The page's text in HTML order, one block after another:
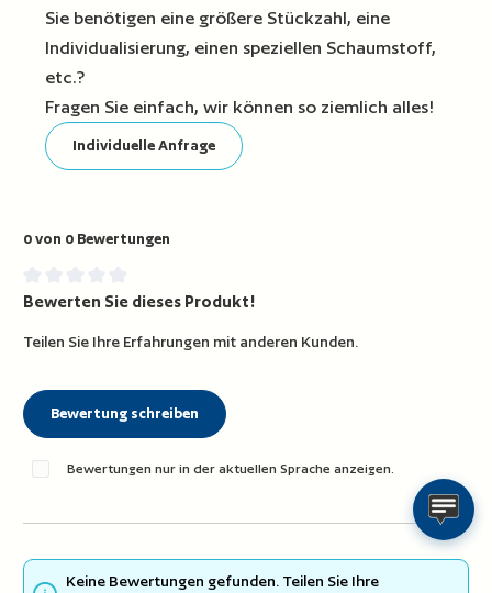
Sie benötigen eine größere Stückzahl, eine
Individualisierung, einen speziellen Schaumstoff,
etc.?
Fragen Sie einfach, wir können so ziemlich alles!
Individuelle Anfrage
0 von 0 Bewertungen
Durchschnittliche Bewertung von 0 von 5 Sternen
Bewerten Sie dieses Produkt!
Teilen Sie Ihre Erfahrungen mit anderen Kunden.
Bewertung schreiben
Bewertungen nur in der aktuellen Sprache anzeigen.
Keine Bewertungen gefunden. Teilen Sie Ihre